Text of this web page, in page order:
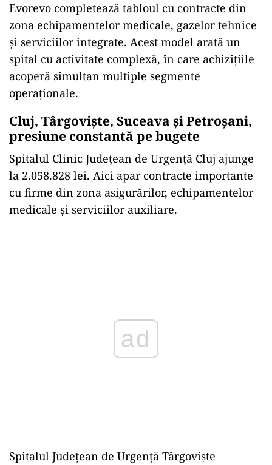
Evorevo completează tabloul cu contracte din
zona echipamentelor medicale, gazelor tehnice
și serviciilor integrate. Acest model arată un
spital cu activitate complexă, în care achizițiile
acoperă simultan multiple segmente
operaționale.
Cluj, Târgoviște, Suceava și Petroșani,
presiune constantă pe bugete
Spitalul Clinic Județean de Urgență Cluj ajunge
la 2.058.828 lei. Aici apar contracte importante
cu firme din zona asigurărilor, echipamentelor
medicale și serviciilor auxiliare.
ad
Spitalul Județean de Urgență Târgoviște